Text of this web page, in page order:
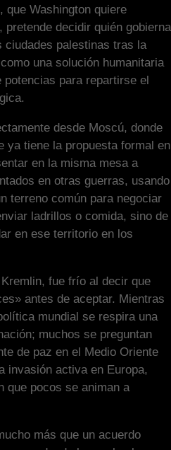
que Washington quiere
pretende decidir quién gobierna
palestinas tras la
una solución humanitaria
para repartirse el
desde Moscú, donde
ya tiene la propuesta formal en
en la misma mesa a
en otras guerras, usando
terreno común para negociar
ladrillos o comida, sino de
en ese territorio en los
fue frío al decir que
antes de aceptar. Mientras
mundial se respira una
muchos se preguntan
de paz en el Medio Oriente
invasión activa en Europa,
que pocos se animan a
más que un acuerdo